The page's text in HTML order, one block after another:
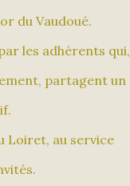
du Vaudoué.
les adhérents qui,
partagent un
Loiret, au service